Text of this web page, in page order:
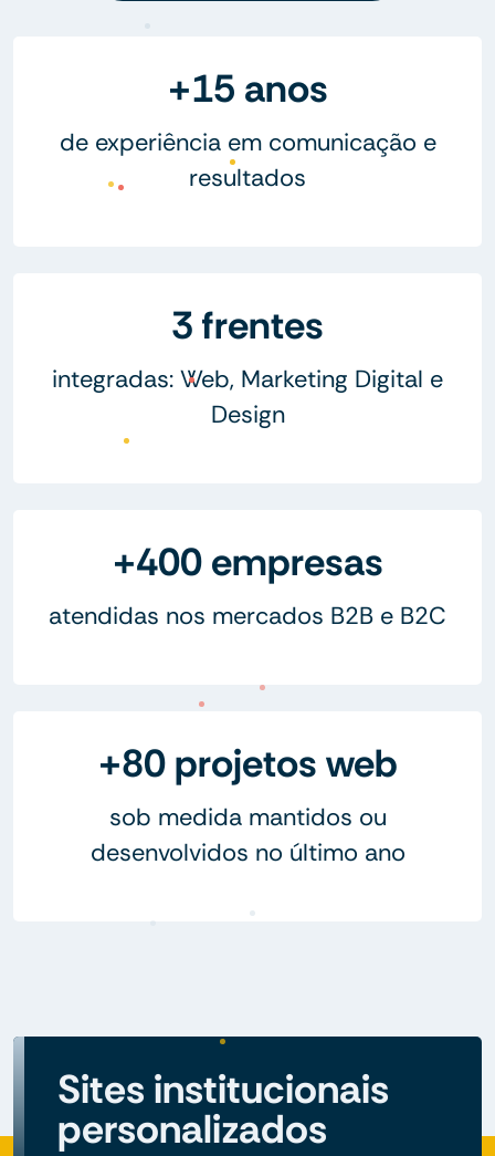
+15 anos
de experiência em comunicação e
resultados
3 frentes
integradas: Web, Marketing Digital e
Design
+400 empresas
atendidas nos mercados B2B e B2C
+80 projetos web
sob medida mantidos ou
desenvolvidos no último ano
Sites institucionais
personalizados